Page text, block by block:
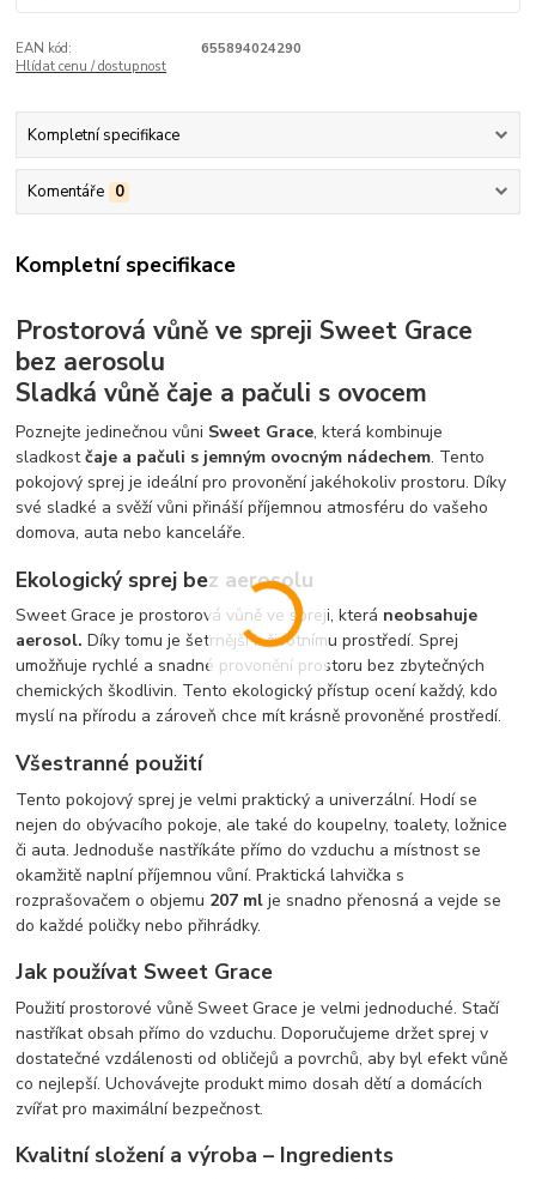
EAN kód:
655894024290
Hlídat cenu / dostupnost
Kompletní specifikace
Komentáře 0
Kompletní specifikace
Prostorová vůně ve spreji Sweet Grace
bez aerosolu
Sladká vůně čaje a pačuli s ovocem
Poznejte jedinečnou vůni Sweet Grace, která kombinuje
sladkostčaje a pačuli s jemným ovocným nádechem. Tento
pokojový sprej je ideální pro provonění jakéhokoliv prostoru. Díky
své sladké a svěží vůni přináší příjemnou atmosféru do vašeho
domova, auta nebo kanceláře.
Ekologický sprej bez aerosolu
Sweet Grace je prostorová vůně ve spreji, která neobsahuje
aerosol. Díky tomu je šetrnější k životnímu prostředí. Sprej
umožňuje rychlé a snadné provonění prostoru bez zbytečných
chemických škodlivin. Tento ekologický přístup ocení každý, kdo
myslí na přírodu a zároveň chce mít krásně provoněné prostředí.
Všestranné použití
Tento pokojový sprej je velmi praktický a univerzální. Hodí se
nejen do obývacího pokoje, ale také do koupelny, toalety, ložnice
či auta. Jednoduše nastříkáte přímo do vzduchu a místnost se
okamžitě naplní příjemnou vůní. Praktická lahvička s
rozprašovačem o objemu 207 ml je snadno přenosná a vejde se
do každé poličky nebo přihrádky.
Jak používat Sweet Grace
Použití prostorové vůně Sweet Grace je velmi jednoduché. Stačí
nastříkat obsah přímo do vzduchu. Doporučujeme držet sprej v
dostatečné vzdálenosti od obličejů a povrchů, aby byl efekt vůně
co nejlepší. Uchovávejte produkt mimo dosah dětí a domácích
zvířat pro maximální bezpečnost.
Kvalitní složení a výroba – Ingredients